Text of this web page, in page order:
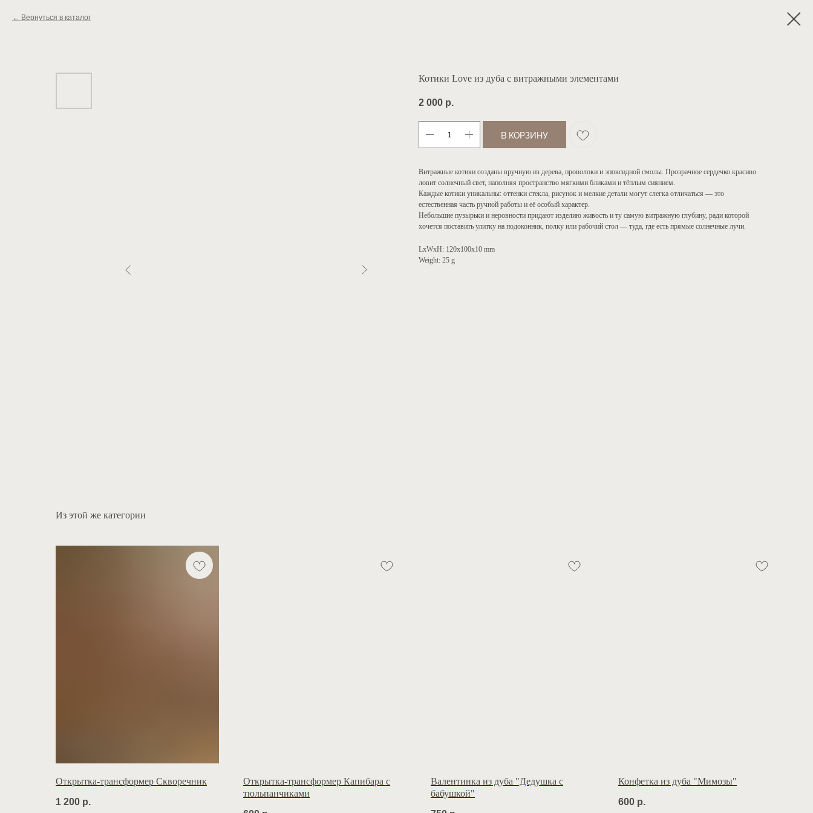
Вернуться в каталог
Котики Love из дуба с витражными элементами
2 000 р.
В КОРЗИНУ
Витражные котики созданы вручную из дерева, проволоки и эпоксидной смолы. Прозрачное сердечко красиво
ловит солнечный свет, наполняя пространство мягкими бликами и тёплым сиянием.
Каждые котики уникальны: оттенки стекла, рисунок и мелкие детали могут слегка отличаться — это
естественная часть ручной работы и её особый характер.
Небольшие пузырьки и неровности придают изделию живость и ту самую витражную глубину, ради которой
хочется поставить улитку на подоконник, полку или рабочий стол — туда, где есть прямые солнечные лучи.
LxWxH: 120x100x10 mm
Weight: 25 g
Из этой же категории
Открытка-трансформер Скворечник
1 200 р.
Открытка-трансформер Капибара с
тюльпанчиками
Валентинка из дуба "Дедушка с
бабушкой"
Конфетка из дуба "Мимозы"
600 р.